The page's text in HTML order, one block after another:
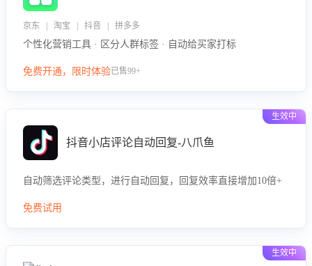
京东 | 淘宝 | 抖音 | 拼多多
个性化营销工具 · 区分人群标签 · 自动给买家打标
免费开通，限时体验已售99+
生效中
抖音小店评论自动回复-八爪鱼
自动筛选评论类型，进行自动回复，回复效率直接增加10倍+
免费试用
生效中